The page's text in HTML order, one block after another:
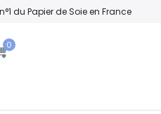
du Papier de Soie en France
0